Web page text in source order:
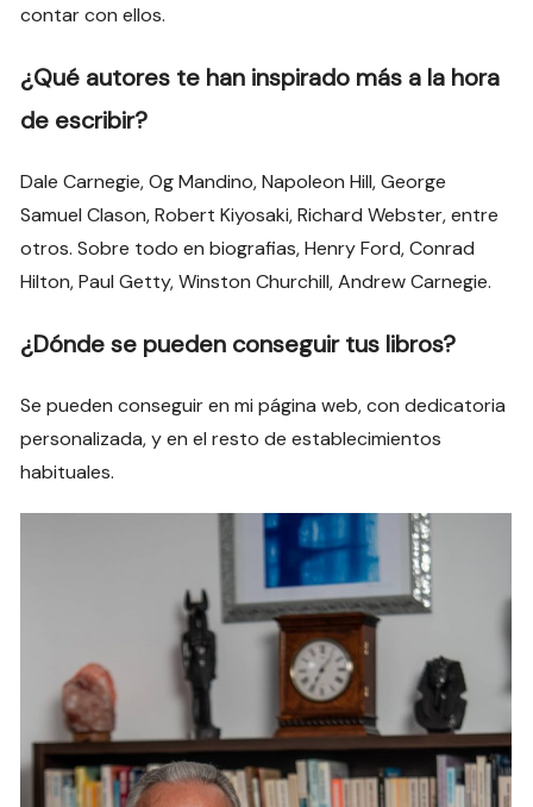
contar con ellos.
¿Qué autores te han inspirado más a la hora
de escribir?
Dale Carnegie, Og Mandino, Napoleon Hill, George
Samuel Clason, Robert Kiyosaki, Richard Webster, entre
otros. Sobre todo en biografias, Henry Ford, Conrad
Hilton, Paul Getty, Winston Churchill, Andrew Carnegie.
¿Dónde se pueden conseguir tus libros?
Se pueden conseguir en mi página web, con dedicatoria
personalizada, y en el resto de establecimientos
habituales.